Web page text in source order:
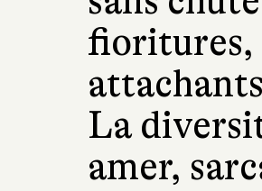
fioritures,
La
amer,